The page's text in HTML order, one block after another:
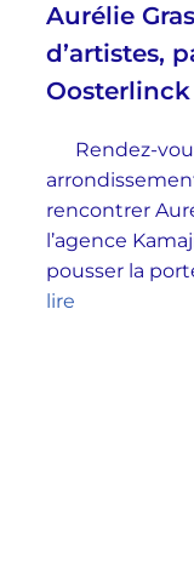
Aurélie
d’artistes,
Oosterlinck
Rendez-
rencontrer
l’agence
pousser la
lire